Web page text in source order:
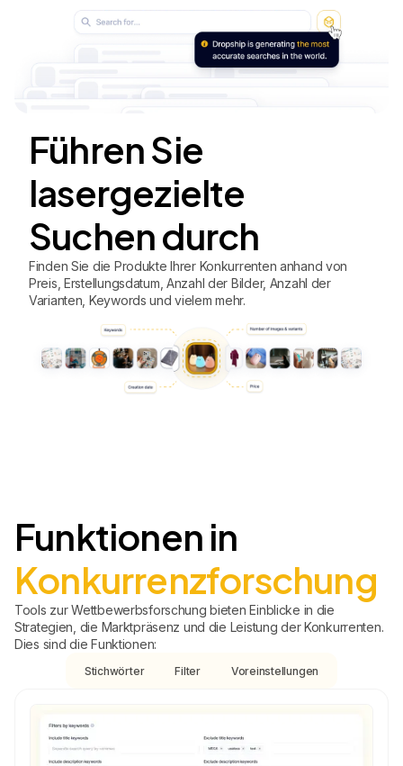
Führen Sie
lasergezielte
Suchen durch
Finden Sie die Produkte Ihrer Konkurrenten anhand von
Preis, Erstellungsdatum, Anzahl der Bilder, Anzahl der
Varianten, Keywords und vielem mehr.
Funktionen in
Konkurrenzforschung
Tools zur Wettbewerbsforschung bieten Einblicke in die
Strategien, die Marktpräsenz und die Leistung der Konkurrenten.
Dies sind die Funktionen:
Stichwörter Filter Voreinstellungen